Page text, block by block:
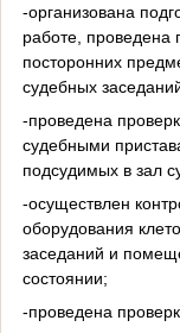
-организована
работе, проведена
посторонних
судебных
-проведена
судебными
подсудимых в зал
-осуществлен
оборудования
заседаний и
состоянии;
-проведена